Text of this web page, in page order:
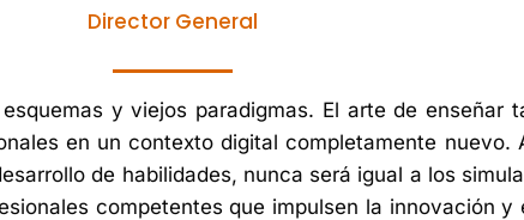
Director General
y viejos paradigmas. El arte de enseñar
en un contexto digital completamente nuevo.
de habilidades, nunca será igual a los
competentes que impulsen la innovación